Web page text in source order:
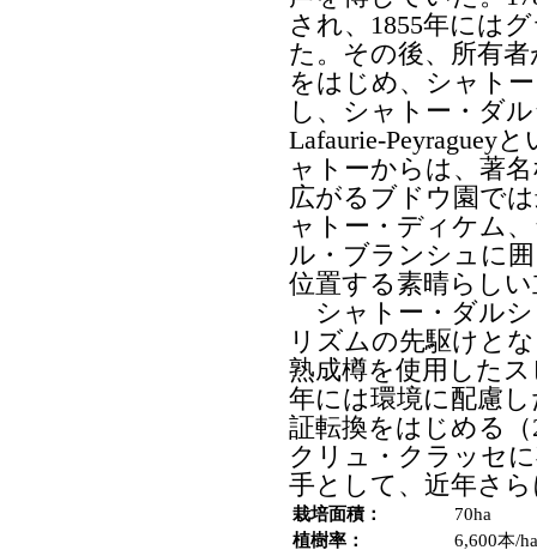
され、1855年には
た。その後、所有
をはじめ、シャト
し、シャトー・ダ
Lafaurie-Peyraguey
ャトーからは、著
広がるブドウ園で
ャトー・ディケム
ル・ブランシュに
位置する素晴らし
シャトー・ダルシ
リズムの先駆けと
熟成樽を使用した
年には環境に配慮
証転換をはじめる
クリュ・クラッセ
手として、近年さ
栽培面積：
70ha
植樹率：
6,600本/ha